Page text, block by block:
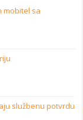
mobitel sa
službenu potvrdu